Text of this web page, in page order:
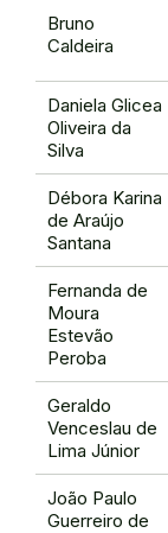
Bruno
Caldeira
Daniela Glicea
Oliveira da
Silva
Débora Karina
de Araújo
Santana
Fernanda de
Moura
Estevão
Peroba
Geraldo
Venceslau de
Lima Júnior
João Paulo
Guerreiro de